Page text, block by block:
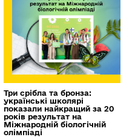
Три срібла та бронза:
українські школярі
показали найкращий за 20
років результат на
Міжнародній біологічній
олімпіаді